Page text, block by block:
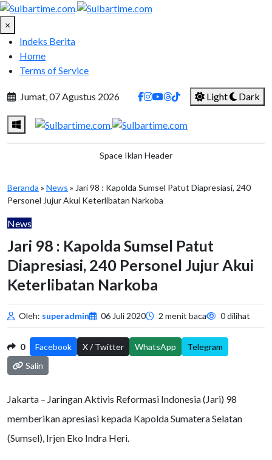
×
Indeks Berita
Home
Terms of Service
Jumat, 07 Agustus 2026 Light Dark
Space Iklan Header
Beranda » News » Jari 98 : Kapolda Sumsel Patut Diapresiasi, 240
Personel Jujur Akui Keterlibatan Narkoba
News
Jari 98 : Kapolda Sumsel Patut
Diapresiasi, 240 Personel Jujur Akui
Keterlibatan Narkoba
Oleh: superadmin 06 Juli 2020 2 menit baca 0 dilihat
0 Facebook X / Twitter WhatsApp
Telegram
Salin
Jakarta – Jaringan Aktivis Reformasi Indonesia (Jari) 98
memberikan apresiasi kepada Kapolda Sumatera Selatan
(Sumsel), Irjen Eko Indra Heri.